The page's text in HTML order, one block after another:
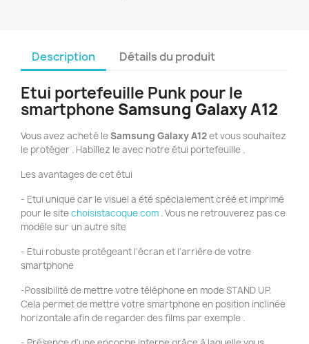
Description Détails du produit
Etui portefeuille Punk pour le
smartphone Samsung Galaxy A12
Vous avez acheté leSamsung Galaxy A12et vous souhaitez
le protéger . Habillez le avec notre étui portefeuille .
Les avantages de cet étui
- Etui unique car le visuel a été spécialement créé et imprimé
pour le sitechoisistacoque.com . Vous ne retrouverez pas ce
modèle sur un autre site
- Etui robuste protégeant l'écran et l'arrière de votre
smartphone
-Possibilité de mettre votre téléphone en mode STAND UP.
Cela permet de mettre votre smartphone en position inclinée
horizontale afin de regarder des films par exemple .